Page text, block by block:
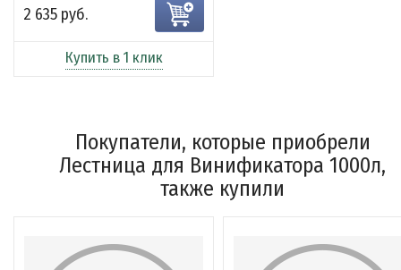
2 635 руб.
Купить в 1 клик
Покупатели, которые приобрели
Лестница для Винификатора 1000л,
также купили